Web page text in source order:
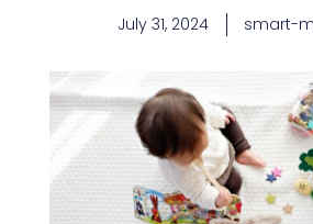
July 31, 2024 smart-